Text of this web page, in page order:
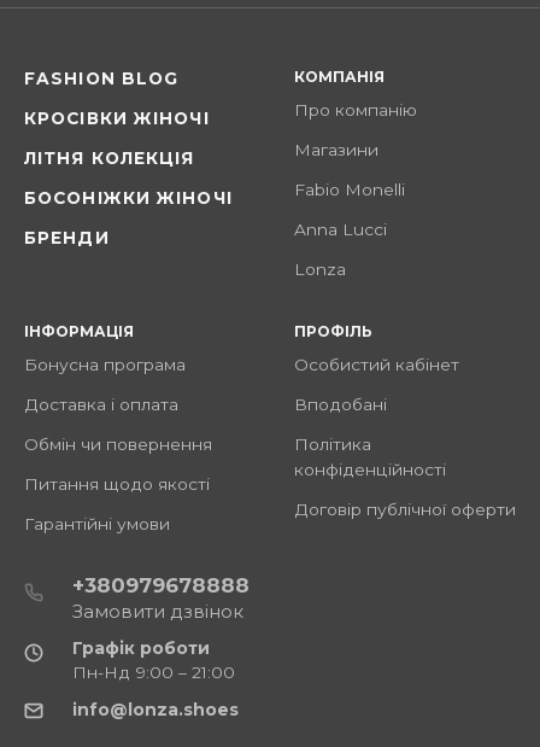
FASHION BLOG
КРОСІВКИ ЖІНОЧІ
ЛІТНЯ КОЛЕКЦІЯ
БОСОНІЖКИ ЖІНОЧІ
БРЕНДИ
КОМПАНІЯ
Про компанію
Магазини
Fabio Monelli
Anna Lucci
Lonza
ІНФОРМАЦІЯ
Бонусна програма
Доставка і оплата
Обмін чи повернення
Питання щодо якості
Гарантійні умови
ПРОФІЛЬ
Особистий кабінет
Вподобані
Політика
конфіденційності
Договір публічної оферти
+380979678888
Замовити дзвінок
Графік роботи
Пн-Нд 9:00 – 21:00
info@lonza.shoes